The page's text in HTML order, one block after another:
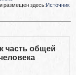
размещен здесь:Источник
часть общей